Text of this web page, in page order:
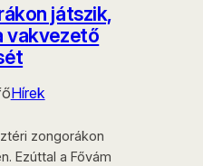
játszik,
vakvezető
Hírek
zongorákon
Ezúttal a Fővám